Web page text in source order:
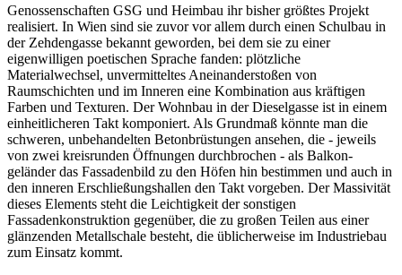
Genossenschaften GSG und Heimbau ihr bisher größtes Projekt
realisiert. In Wien sind sie zuvor vor allem durch einen Schulbau in
der Zehdengasse bekannt geworden, bei dem sie zu einer
eigenwilligen poetischen Sprache fanden: plötzliche
Materialwechsel, unvermitteltes Aneinanderstoßen von
Raumschichten und im Inneren eine Kombination aus kräftigen
Farben und Texturen. Der Wohnbau in der Dieselgasse ist in einem
einheitlicheren Takt komponiert. Als Grundmaß könnte man die
schweren, unbehandelten Betonbrüstungen ansehen, die - jeweils
von zwei kreisrunden Öffnungen durchbrochen - als Balkon-
geländer das Fassadenbild zu den Höfen hin bestimmen und auch in
den inneren Erschließungshallen den Takt vorgeben. Der Massivität
dieses Elements steht die Leichtigkeit der sonstigen
Fassadenkonstruktion gegenüber, die zu großen Teilen aus einer
glänzenden Metallschale besteht, die üblicherweise im Industriebau
zum Einsatz kommt.